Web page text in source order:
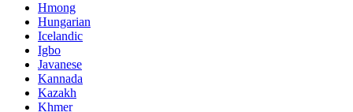
Hmong
Hungarian
Icelandic
Igbo
Javanese
Kannada
Kazakh
Khmer